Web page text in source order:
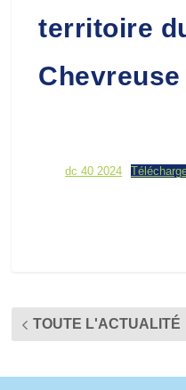
territoire
Chevreuse
dc 40 2024
TOUTE L'ACTUALITÉ